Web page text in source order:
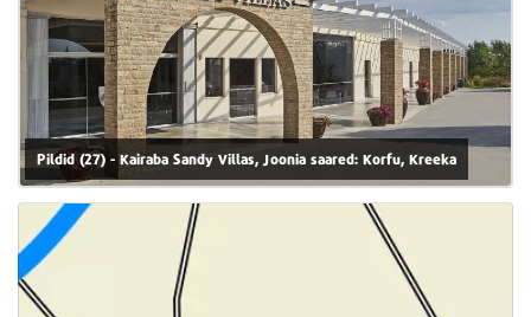
Pildid (27) - Kairaba Sandy Villas, Joonia saared: Korfu, Kreeka